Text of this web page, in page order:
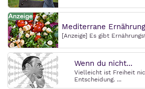
Mediterrane
[Anzeige] Es gibt
Wenn du nicht...
Vielleicht ist Freiheit
Entscheidung. ...